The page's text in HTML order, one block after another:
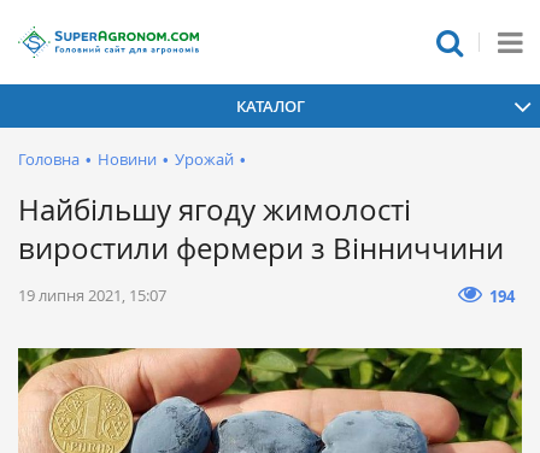
КАТАЛОГ
Головна • Новини • Урожай •
Найбільшу ягоду жимолості
виростили фермери з Вінниччини
19 липня 2021, 15:07 194